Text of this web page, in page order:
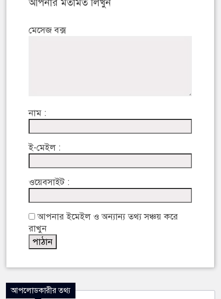
আপনার মতামত লিখুন
মেসেজ বক্স
নাম :
ই-মেইল :
ওয়েবসাইট :
আপনার ইমেইল ও অন্যান্য তথ্য সঞ্চয় করে
রাখুন
আপলোডকারীর তথ্য